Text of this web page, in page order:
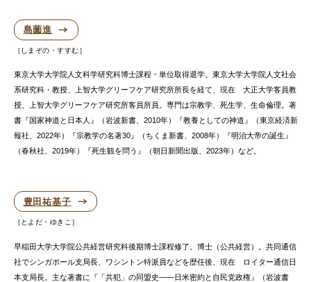
島薗進
しまぞの・すすむ
東京大学大学院人文科学研究科博士課程・単位取得退学。東京大学大学院人文社会
系研究科・教授、上智大学グリーフケア研究所所長を経て、現在 大正大学客員教
授、上智大学グリーフケア研究所客員所員。専門は宗教学、死生学、生命倫理。著
書『国家神道と日本人』（岩波新書、2010年）『教養としての神道』（東京経済新
報社、2022年）『宗教学の名著30』（ちくま新書、2008年）『明治大帝の誕生』
（春秋社、2019年）『死生観を問う』（朝日新聞出版、2023年）など。
豊田祐基子
とよだ・ゆきこ
早稲田大学大学院公共経営研究科後期博士課程修了。博士（公共経営）。共同通信
社でシンガポール支局長、ワシントン特派員などを歴任後、現在 ロイター通信日
本支局長。主な著書に『「共犯」の同盟史――日米密約と自民党政権』（岩波書